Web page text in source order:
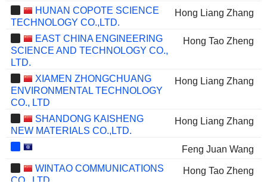
HUNAN COPOTE SCIENCE
TECHNOLOGY CO.,LTD.
Hong Liang Zhang
EAST CHINA ENGINEERING
SCIENCE AND TECHNOLOGY CO.,
LTD.
Hong Tao Zheng
XIAMEN ZHONGCHUANG
ENVIRONMENTAL TECHNOLOGY
CO., LTD
Hong Liang Zhang
SHANDONG KAISHENG
NEW MATERIALS CO.,LTD.
Hong Liang Zhang
Feng Juan Wang
WINTAO COMMUNICATIONS
CO., LTD.
Hong Tao Zheng